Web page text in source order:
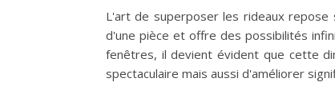
L'art de superposer les rideaux repose
d'une pièce et offre des possibilités
fenêtres, il devient évident que cette
spectaculaire mais aussi d'améliorer